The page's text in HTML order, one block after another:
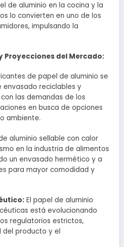
de aluminio en la cocina y la
lo convierten en uno de los
impulsando la
Proyecciones del Mercado:
de papel de aluminio se
envasado reciclables y
las demandas de los
en busca de opciones
ambiente.
aluminio sellable con calor
en la industria de alimentos
un envasado hermético y a
para mayor comodidad y
El papel de aluminio
está evolucionando
regulatorios estrictos,
del producto y el